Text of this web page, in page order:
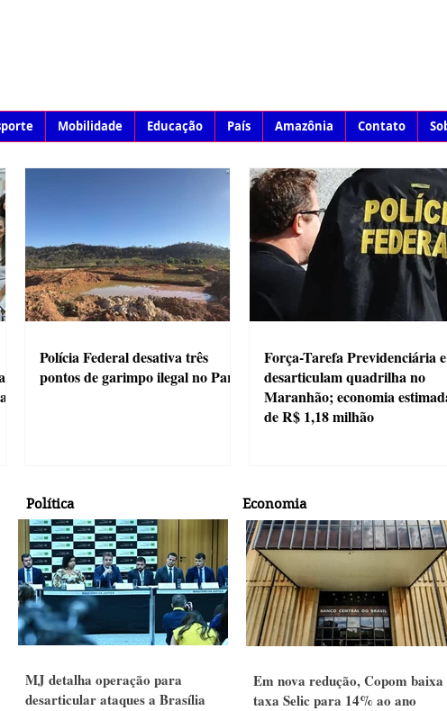
Mobilidade Educação País Amazônia Contato
terão recorde de áreas em disputa 25 anos sem
Polícia Federal desativa três
pontos de garimpo ilegal no Pará
Força-Tarefa Previdenciária
desarticulam quadrilha no
Maranhão; economia
de R$ 1,18 milhão
Política
MJ detalha operação para
desarticular ataques a Brasília
Economia
Em nova redução, Copom baixa
taxa Selic para 14% ao ano